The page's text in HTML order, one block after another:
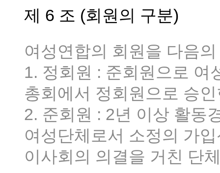
제 6 조 (회원의 구분)
여성연합의 회원을 다음
1. 정회원 : 준회원으로 여
총회에서 정회원으로 승
2. 준회원 : 2년 이상 활동
여성단체로서 소정의 가
이사회의 의결을 거친 단